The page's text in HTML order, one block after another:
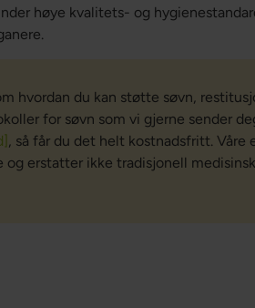
høye kvalitets- og
hvordan du kan støtte søvn,
for søvn som vi gjerne sender
, så får du det helt kostnadsfritt. Våre
erstatter ikke tradisjonell